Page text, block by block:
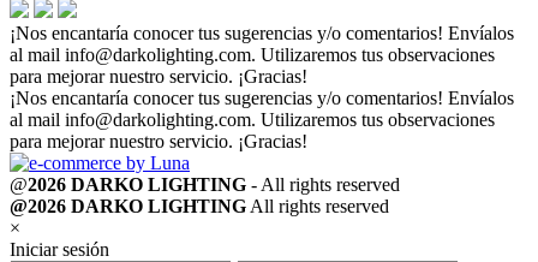
¡Nos encantaría conocer tus sugerencias y/o comentarios! Envíalos
al mail info@darkolighting.com. Utilizaremos tus observaciones
para mejorar nuestro servicio. ¡Gracias!
¡Nos encantaría conocer tus sugerencias y/o comentarios! Envíalos
al mail info@darkolighting.com. Utilizaremos tus observaciones
para mejorar nuestro servicio. ¡Gracias!
@2026 DARKO LIGHTING - All rights reserved
@2026 DARKO LIGHTINGAll rights reserved
×
Iniciar sesión